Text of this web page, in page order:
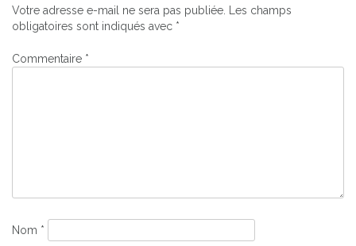
l’article
Votre adresse e-mail ne sera pas publiée. Les champs
obligatoires sont indiqués avec *
Commentaire *
Nom *